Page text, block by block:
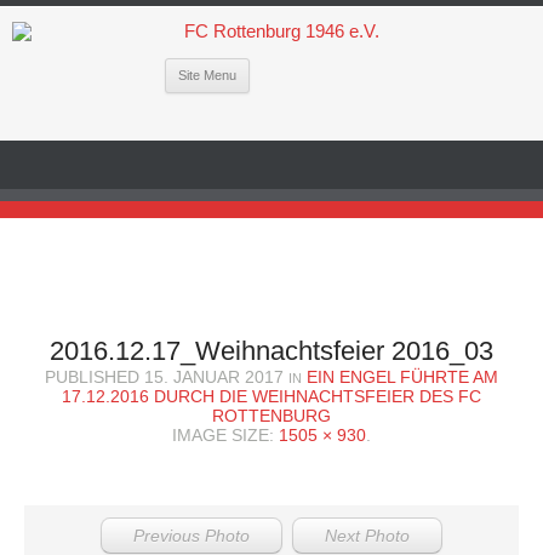
Site Menu
2016.12.17_Weihnachtsfeier 2016_03
PUBLISHED 15. JANUAR 2017 IN EIN ENGEL FÜHRTE AM
17.12.2016 DURCH DIE WEIHNACHTSFEIER DES FC
ROTTENBURG
IMAGE SIZE: 1505 × 930
Previous Photo Next Photo